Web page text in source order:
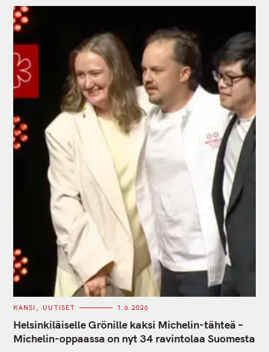
C
T
E
G
O
KANSI UUTISET 1.6.2026
Helsinkiläiselle Grönille kaksi Michelin-tähteä –
Michelin-oppaassa on nyt 34 ravintolaa Suomesta